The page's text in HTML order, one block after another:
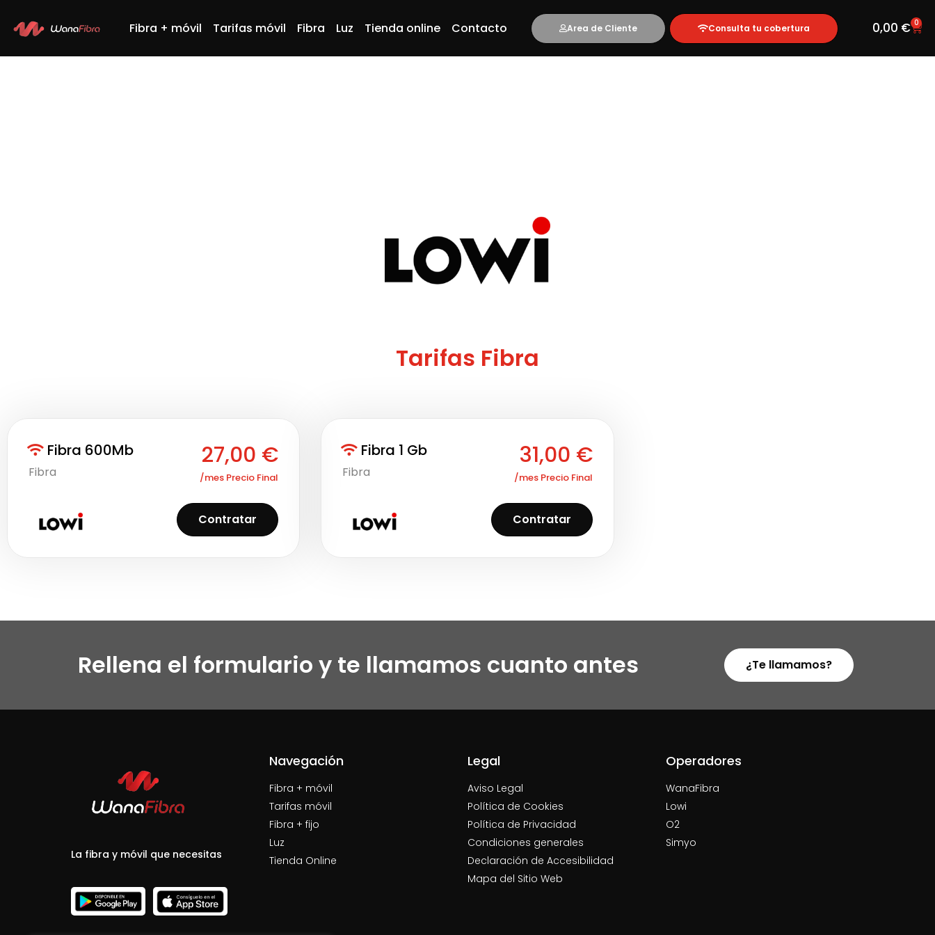
Fibra + móvil Tarifas móvil Fibra Luz Tienda online Contacto Area de Cliente Consulta tu cobertura 0,00 € 0
Tarifas Fibra
Fibra 600Mb
Fibra
27,00 €
/mes Precio Final
Contratar
Fibra 1 Gb
Fibra
31,00 €
/mes Precio Final
Contratar
Rellena el formulario y te llamamos cuanto antes ¿Te llamamos?
La fibra y móvil que necesitas
Navegación
Fibra + móvil
Tarifas móvil
Fibra + fijo
Luz
Tienda Online
Legal
Aviso Legal
Política de Cookies
Política de Privacidad
Condiciones generales
Declaración de Accesibilidad
Mapa del Sitio Web
Operadores
WanaFibra
Lowi
O2
Simyo